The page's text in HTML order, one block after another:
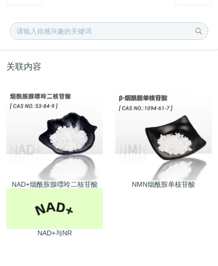
关联内容
NAD+烟酰胺腺嘌呤二核苷酸 NMN烟酰胺单核苷酸
NAD+与NR